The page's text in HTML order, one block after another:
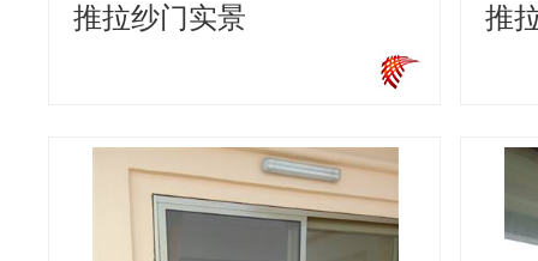
推拉纱门实景 推